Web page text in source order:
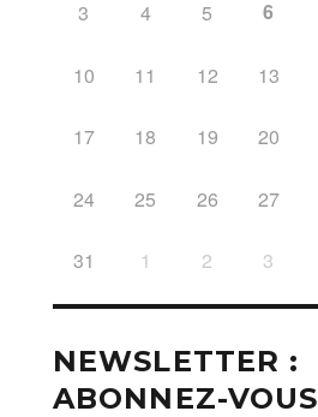
3 4 5 6
10 11 12 13
17 18 19 20
24 25 26 27
31 1 2 3
NEWSLETTER :
ABONNEZ-VOUS